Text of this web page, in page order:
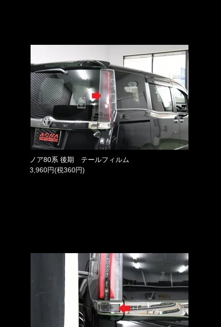
ノア80系 後期 テールフィルム
3,960円(税360円)